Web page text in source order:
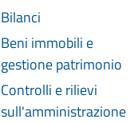
Bilanci
Beni immobili e
gestione patrimonio
Controlli e rilievi
sull'amministrazione